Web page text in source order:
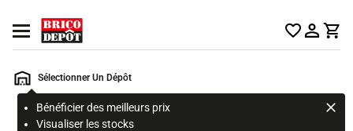
Ouvrir le menu
Sélectionner Un Dépôt
Bénéficier des meilleurs prix
Visualiser les stocks
Rechercher